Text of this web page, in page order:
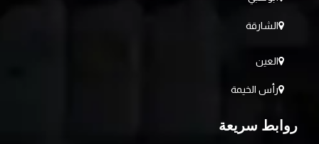
الشارقة
العين
رأس الخيمة
روابط سريعة